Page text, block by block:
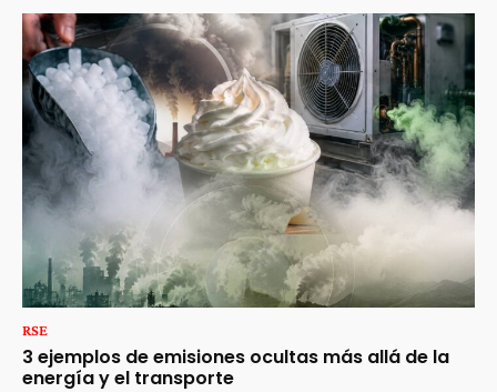
RSE
3 ejemplos de emisiones ocultas más allá de la
energía y el transporte